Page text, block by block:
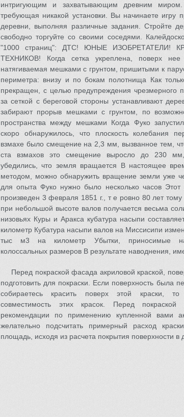
интригующим и захватывающим древним
требующая никакой установки. Вы начинаете игру
деревни, выполняя различные задания. Стройте
свободно торгуйте со своими соседями.
"1000 страниц": ДТС! ЮНЫЕ ИЗОБРЕТАТЕЛИ!
ТЕХНИКОВ! Когда сетка укреплена, поверх нее
натягиваемая мешками с грунтом, пришитыми к
периметра: внизу и по бокам полотнища Как
прекращен, с целью предупреждения чрезмерного
за сеткой с береговой стороны устанавливают
забирают прорыв мешками с грунтом, по
пространства между мешками Когда Фуко
скоро обнаружилось, что плоскость колебания
взмахе было смещение на 2,3 мм, вызванное тем,
ста взмахов это смещение выросло до 230
убедились, что земля вращается В настоящее
методом, можно обнаружить вращение земли уже
для опыта Фуко нужно было несколько часов
произведен 3 февраля 1851 г., т е ровно 80 лет
при небольшой высоте валов получается весьма
низовьях Куры и Аракса кубатура насыпи
километр Кубатура насыпи валов на Миссисипи
тыс м3 на километр Убытки, приносимые
колоссальных размеров В результате наводнения,
Перед покраской фасада акриловой краской,
подготовить для покраски. Если поверхность была
собираетесь красить поверх этой краски, то
совместимость этих красок. Перед покраской
рекомендации по применению купленной вами
желательно подсчитать примерный расход
площадь, исходя из расчета покрытия поверхности в